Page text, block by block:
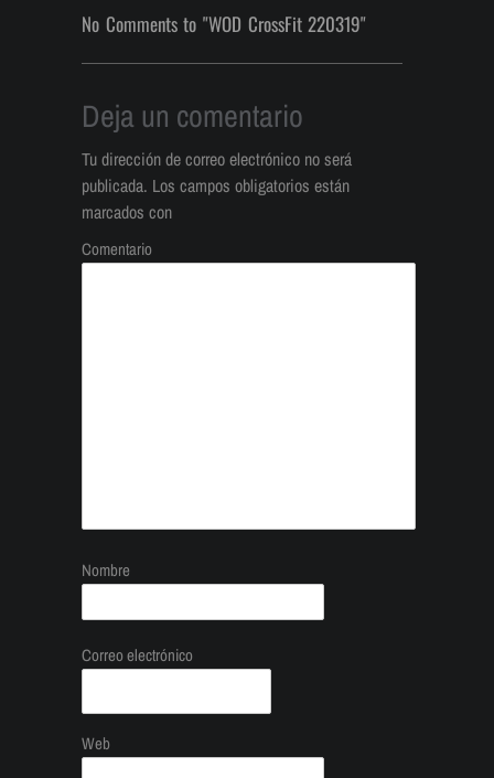
No Comments to "WOD CrossFit 220319"
Deja un comentario
Tu dirección de correo electrónico no será
publicada. Los campos obligatorios están
marcados con
Comentario
Nombre
Correo electrónico
Web